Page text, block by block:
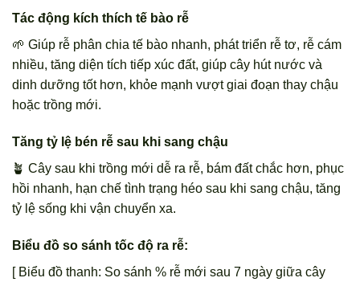
Tác động kích thích tế bào rễ
🌱 Giúp rễ phân chia tế bào nhanh, phát triển rễ tơ, rễ cám
nhiều, tăng diện tích tiếp xúc đất, giúp cây hút nước và
dinh dưỡng tốt hơn, khỏe mạnh vượt giai đoạn thay chậu
hoặc trồng mới.
Tăng tỷ lệ bén rễ sau khi sang chậu
🪴 Cây sau khi trồng mới dễ ra rễ, bám đất chắc hơn, phục
hồi nhanh, hạn chế tình trạng héo sau khi sang chậu, tăng
tỷ lệ sống khi vận chuyển xa.
Biểu đồ so sánh tốc độ ra rễ:
[ Biểu đồ thanh: So sánh % rễ mới sau 7 ngày giữa cây